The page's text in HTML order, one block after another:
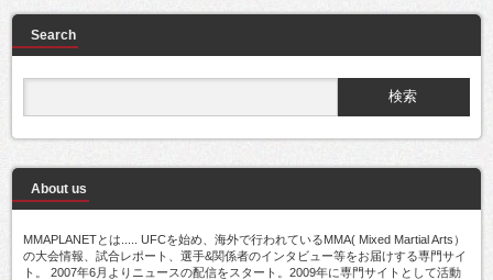
Search
About us
MMAPLANETとは..... UFCを始め、海外で行われているMMA( Mixed Martial Arts）
の大会情報、試合レポート、選手&関係者のインタビュー等をお届けする専門サイ
ト。 2007年6月よりニュースの配信をスタート。2009年に専門サイトとして活動